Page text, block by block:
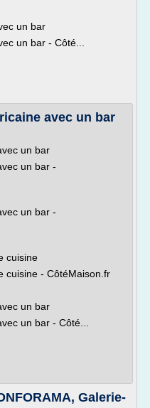
un bar
un bar - Côté...
avec un bar
un bar
un bar -
un bar -
cuisine
cuisine - CôtéMaison.fr
un bar
un bar - Côté...
Galerie-